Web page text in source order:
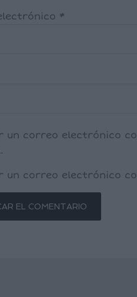
*
un correo electrónico
un correo electrónico